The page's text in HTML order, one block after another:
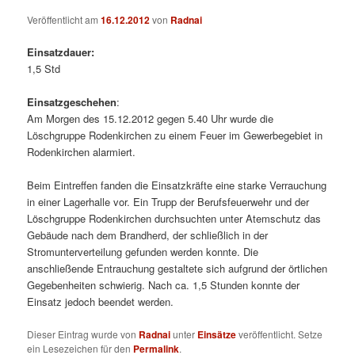
Veröffentlicht am16.12.2012von Radnai
Einsatzdauer:
1,5 Std
Einsatzgeschehen:
Am Morgen des 15.12.2012 gegen 5.40 Uhr wurde die
Löschgruppe Rodenkirchen zu einem Feuer im Gewerbegebiet in
Rodenkirchen alarmiert.
Beim Eintreffen fanden die Einsatzkräfte eine starke Verrauchung
in einer Lagerhalle vor. Ein Trupp der Berufsfeuerwehr und der
Löschgruppe Rodenkirchen durchsuchten unter Atemschutz das
Gebäude nach dem Brandherd, der schließlich in der
Stromunterverteilung gefunden werden konnte. Die
anschließende Entrauchung gestaltete sich aufgrund der örtlichen
Gegebenheiten schwierig. Nach ca. 1,5 Stunden konnte der
Einsatz jedoch beendet werden.
Dieser Eintrag wurde von Radnaiunter Einsätzeveröffentlicht. Setze
ein Lesezeichen für den Permalink.